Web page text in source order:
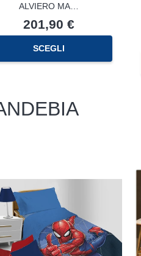
ALVIERO MA…
201,90 €
SCEGLI